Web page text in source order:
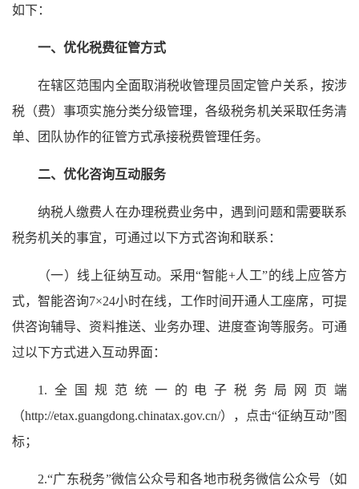
如下：
一、优化税费征管方式
在辖区范围内全面取消税收管理员固定管户关系，按涉
税（费）事项实施分类分级管理，各级税务机关采取任务清
单、团队协作的征管方式承接税费管理任务。
二、优化咨询互动服务
纳税人缴费人在办理税费业务中，遇到问题和需要联系
税务机关的事宜，可通过以下方式咨询和联系：
（一）线上征纳互动。采用“智能+人工”的线上应答方
式，智能咨询7×24小时在线，工作时间开通人工座席，可提
供咨询辅导、资料推送、业务办理、进度查询等服务。可通
过以下方式进入互动界面：
1.全国规范统一的电子税务局网页端
（http://etax.guangdong.chinatax.gov.cn/），点击“征纳互动”图
标；
2.“广东税务”微信公众号和各地市税务微信公众号（如